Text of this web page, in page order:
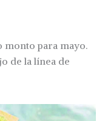
monto para mayo.
de la línea de